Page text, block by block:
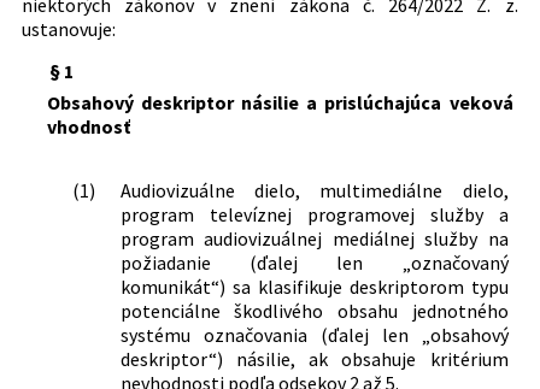
ustanovuje:
§ 1
Obsahový deskriptor násilie a prislúchajúca veková
vhodnosť
(1)
Audiovizuálne dielo, multimediálne dielo,
program televíznej programovej služby a
program audiovizuálnej mediálnej služby na
požiadanie (ďalej len „označovaný
komunikát“) sa klasifikuje deskriptorom typu
potenciálne škodlivého obsahu jednotného
systému označovania (ďalej len „obsahový
deskriptor“) násilie, ak obsahuje kritérium
nevhodnosti podľa odsekov 2 až 5.